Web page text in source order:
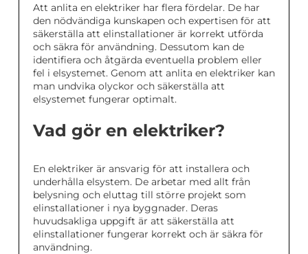
Att anlita en elektriker har flera fördelar. De har
den nödvändiga kunskapen och expertisen för att
säkerställa att elinstallationer är korrekt utförda
och säkra för användning. Dessutom kan de
identifiera och åtgärda eventuella problem eller
fel i elsystemet. Genom att anlita en elektriker kan
man undvika olyckor och säkerställa att
elsystemet fungerar optimalt.
Vad gör en elektriker?
En elektriker är ansvarig för att installera och
underhålla elsystem. De arbetar med allt från
belysning och eluttag till större projekt som
elinstallationer i nya byggnader. Deras
huvudsakliga uppgift är att säkerställa att
elinstallationer fungerar korrekt och är säkra för
användning.